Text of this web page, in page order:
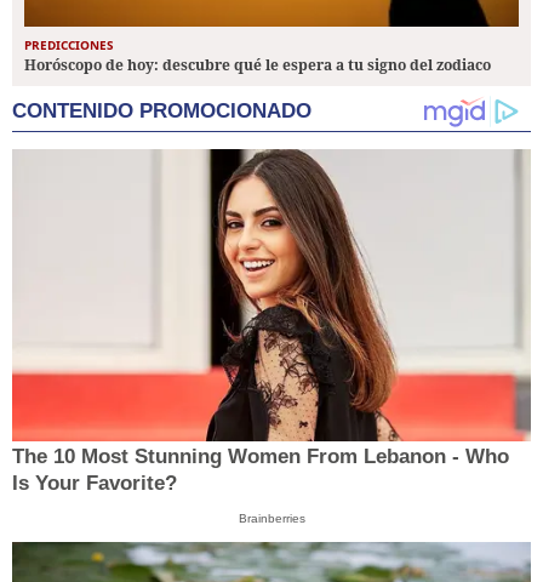
PREDICCIONES
Horóscopo de hoy: descubre qué le espera a tu signo del zodiaco
CONTENIDO PROMOCIONADO
The 10 Most Stunning Women From Lebanon - Who
Is Your Favorite?
Brainberries